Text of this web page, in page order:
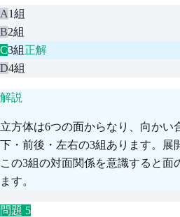
A1組
B2組
C3組 正解
D4組
解説
立方体は6つの面からなり、向かい
下・前後・左右の3組あります。展
この3組の対面関係を意識すると面
ます。
問題 5